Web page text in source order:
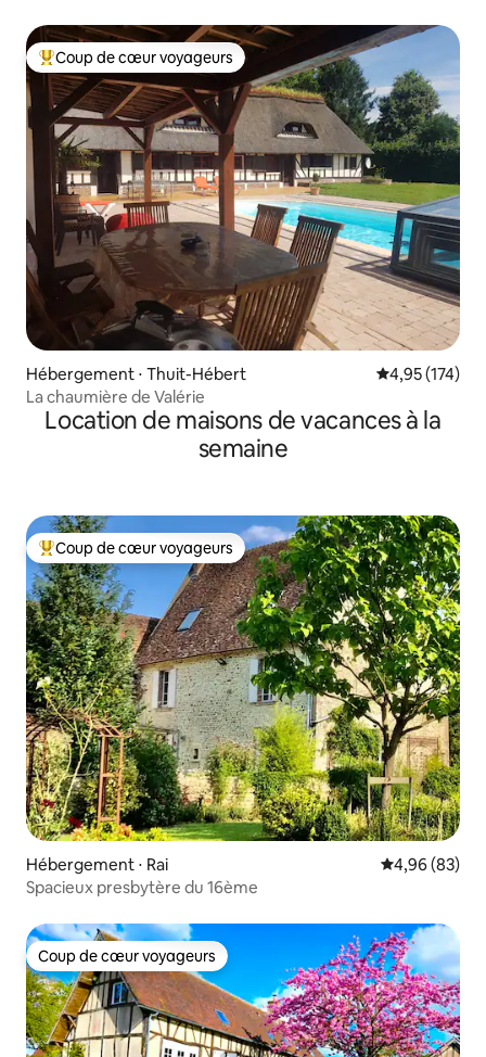
Coups de cœur voyageurs les plus appréciés
Coup de cœur voyageurs
Hébergement ⋅ Thuit-Hébert Évaluation
4,95 (174)
La chaumière de Valérie
Location de maisons de vacances à la
semaine
Coups de cœur voyageurs les plus appréciés
Coup de cœur voyageurs
Hébergement ⋅ Rai Évaluation
4,96 (83)
Spacieux presbytère du 16ème
Coup de cœur voyageurs
Coup de cœur voyageurs